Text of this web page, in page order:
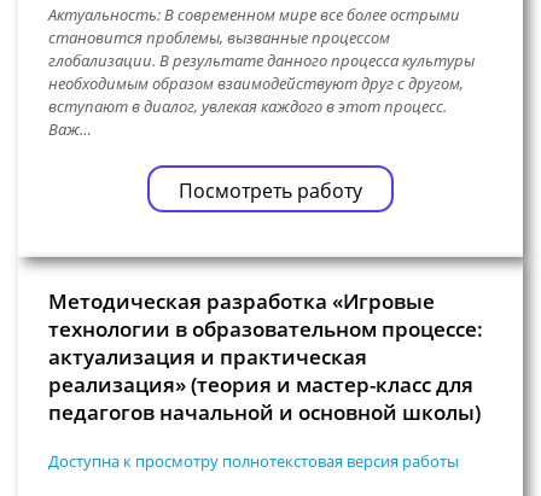
Актуальность: В современном мире все более острыми
становится проблемы, вызванные процессом
глобализации. В результате данного процесса культуры
необходимым образом взаимодействуют друг с другом,
вступают в диалог, увлекая каждого в этот процесс.
Важ…
Посмотреть работу
Методическая разработка «Игровые
технологии в образовательном процессе:
актуализация и практическая
реализация» (теория и мастер-класс для
педагогов начальной и основной школы)
Доступна к просмотру полнотекстовая версия работы